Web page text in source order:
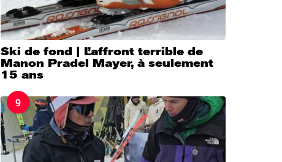
Ski de fond | L’affront terrible de
Manon Pradel Mayer, à seulement
15 ans
9